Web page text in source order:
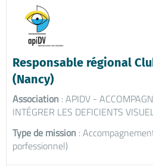
Responsable régional
(Nancy)
Association : APIDV -
INTÉGRER LES DEFICIENTS
Type de mission :
porfessionnel)